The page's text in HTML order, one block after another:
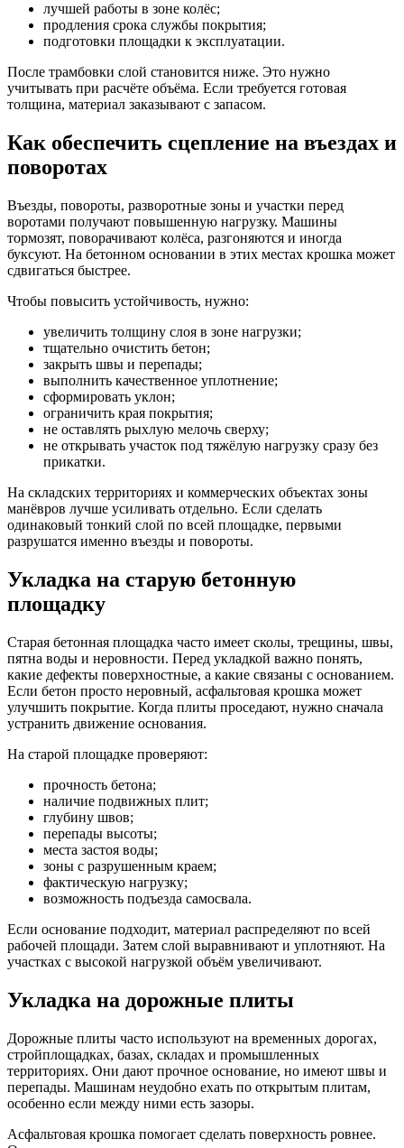
лучшей работы в зоне колёс;
продления срока службы покрытия;
подготовки площадки к эксплуатации.
После трамбовки слой становится ниже. Это нужно
учитывать при расчёте объёма. Если требуется готовая
толщина, материал заказывают с запасом.
Как обеспечить сцепление на въездах и
поворотах
Въезды, повороты, разворотные зоны и участки перед
воротами получают повышенную нагрузку. Машины
тормозят, поворачивают колёса, разгоняются и иногда
буксуют. На бетонном основании в этих местах крошка может
сдвигаться быстрее.
Чтобы повысить устойчивость, нужно:
увеличить толщину слоя в зоне нагрузки;
тщательно очистить бетон;
закрыть швы и перепады;
выполнить качественное уплотнение;
сформировать уклон;
ограничить края покрытия;
не оставлять рыхлую мелочь сверху;
не открывать участок под тяжёлую нагрузку сразу без
прикатки.
На складских территориях и коммерческих объектах зоны
манёвров лучше усиливать отдельно. Если сделать
одинаковый тонкий слой по всей площадке, первыми
разрушатся именно въезды и повороты.
Укладка на старую бетонную
площадку
Старая бетонная площадка часто имеет сколы, трещины, швы,
пятна воды и неровности. Перед укладкой важно понять,
какие дефекты поверхностные, а какие связаны с основанием.
Если бетон просто неровный, асфальтовая крошка может
улучшить покрытие. Когда плиты проседают, нужно сначала
устранить движение основания.
На старой площадке проверяют:
прочность бетона;
наличие подвижных плит;
глубину швов;
перепады высоты;
места застоя воды;
зоны с разрушенным краем;
фактическую нагрузку;
возможность подъезда самосвала.
Если основание подходит, материал распределяют по всей
рабочей площади. Затем слой выравнивают и уплотняют. На
участках с высокой нагрузкой объём увеличивают.
Укладка на дорожные плиты
Дорожные плиты часто используют на временных дорогах,
стройплощадках, базах, складах и промышленных
территориях. Они дают прочное основание, но имеют швы и
перепады. Машинам неудобно ехать по открытым плитам,
особенно если между ними есть зазоры.
Асфальтовая крошка помогает сделать поверхность ровнее.